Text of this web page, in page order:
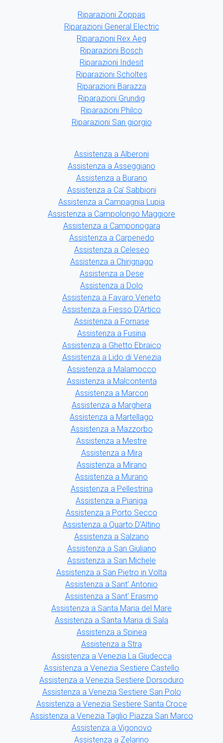
Riparazioni Zoppas
Riparazioni General Electric
Riparazioni Rex Aeg
Riparazioni Bosch
Riparazioni Indesit
Riparazioni Scholtes
Riparazioni Barazza
Riparazioni Grundig
Riparazioni Philco
Riparazioni San giorgio
Assistenza a Alberoni
Assistenza a Asseggiano
Assistenza a Burano
Assistenza a Ca' Sabbioni
Assistenza a Campagnia Lupia
Assistenza a Campolongo Maggiore
Assistenza a Camponogara
Assistenza a Carpenedo
Assistenza a Celeseo
Assistenza a Chirignago
Assistenza a Dese
Assistenza a Dolo
Assistenza a Favaro Veneto
Assistenza a Fiesso D'Artico
Assistenza a Fornase
Assistenza a Fusina
Assistenza a Ghetto Ebraico
Assistenza a Lido di Venezia
Assistenza a Malamocco
Assistenza a Malcontenta
Assistenza a Marcon
Assistenza a Marghera
Assistenza a Martellago
Assistenza a Mazzorbo
Assistenza a Mestre
Assistenza a Mira
Assistenza a Mirano
Assistenza a Murano
Assistenza a Pellestrina
Assistenza a Pianiga
Assistenza a Porto Secco
Assistenza a Quarto D'Altino
Assistenza a Salzano
Assistenza a San Giuliano
Assistenza a San Michele
Assistenza a San Pietro in Volta
Assistenza a Sant' Antonio
Assistenza a Sant' Erasmo
Assistenza a Santa Maria del Mare
Assistenza a Santa Maria di Sala
Assistenza a Spinea
Assistenza a Stra
Assistenza a Venezia La Giudecca
Assistenza a Venezia Sestiere Castello
Assistenza a Venezia Sestiere Dorsoduro
Assistenza a Venezia Sestiere San Polo
Assistenza a Venezia Sestiere Santa Croce
Assistenza a Venezia Taglio Piazza San Marco
Assistenza a Vigonovo
Assistenza a Zelarino